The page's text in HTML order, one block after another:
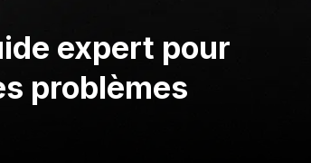
expert pour
problèmes